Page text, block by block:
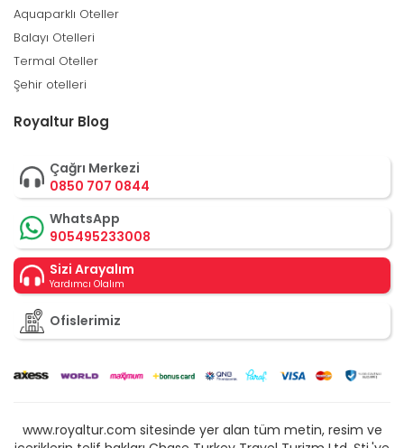
Aquaparklı Oteller
Balayı Otelleri
Termal Oteller
Şehir otelleri
Royaltur Blog
Çağrı Merkezi
0850 707 0844
WhatsApp
905495233008
Sizi Arayalım
Yardımcı Olalım
Ofislerimiz
www.royaltur.com sitesinde yer alan tüm metin, resim ve